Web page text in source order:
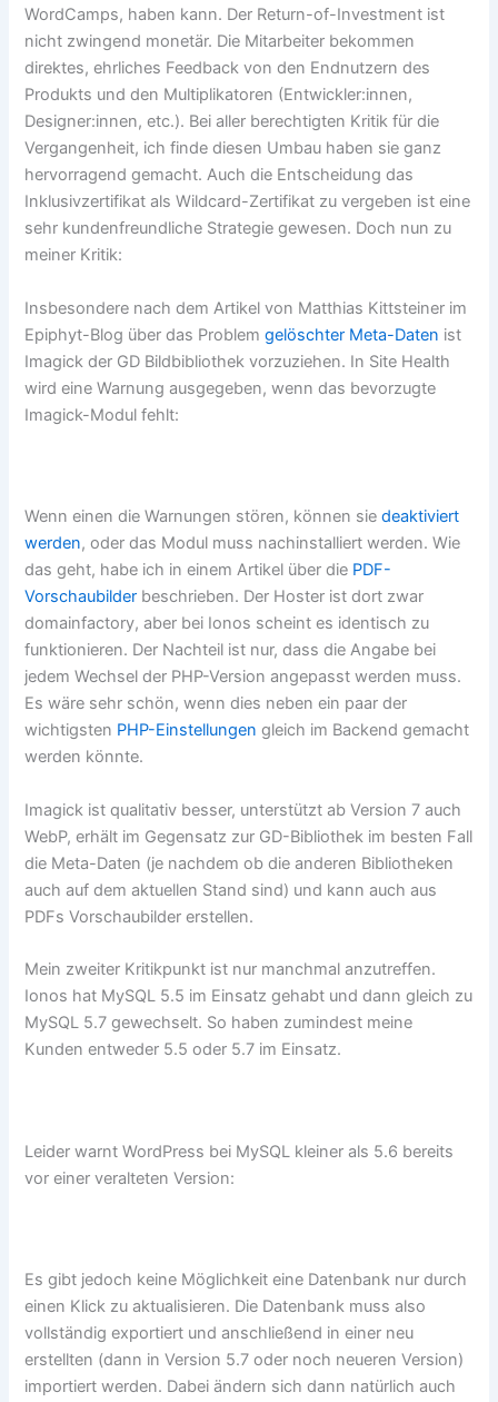
WordCamps, haben kann. Der Return-of-Investment ist
nicht zwingend monetär. Die Mitarbeiter bekommen
direktes, ehrliches Feedback von den Endnutzern des
Produkts und den Multiplikatoren (Entwickler:innen,
Designer:innen, etc.). Bei aller berechtigten Kritik für die
Vergangenheit, ich finde diesen Umbau haben sie ganz
hervorragend gemacht. Auch die Entscheidung das
Inklusivzertifikat als Wildcard-Zertifikat zu vergeben ist eine
sehr kundenfreundliche Strategie gewesen. Doch nun zu
meiner Kritik:
Insbesondere nach dem Artikel von Matthias Kittsteiner im
Epiphyt-Blog über das Problemgelöschter Meta-Daten ist
Imagick der GD Bildbibliothek vorzuziehen. In Site Health
wird eine Warnung ausgegeben, wenn das bevorzugte
Imagick-Modul fehlt:
Wenn einen die Warnungen stören, können siedeaktiviert
werden, oder das Modul muss nachinstalliert werden. Wie
das geht, habe ich in einem Artikel über die PDF-
Vorschaubilder beschrieben. Der Hoster ist dort zwar
domainfactory, aber bei Ionos scheint es identisch zu
funktionieren. Der Nachteil ist nur, dass die Angabe bei
jedem Wechsel der PHP-Version angepasst werden muss.
Es wäre sehr schön, wenn dies neben ein paar der
wichtigsten PHP-Einstellungen gleich im Backend gemacht
werden könnte.
Imagick ist qualitativ besser, unterstützt ab Version 7 auch
WebP, erhält im Gegensatz zur GD-Bibliothek im besten Fall
die Meta-Daten (je nachdem ob die anderen Bibliotheken
auch auf dem aktuellen Stand sind) und kann auch aus
PDFs Vorschaubilder erstellen.
Mein zweiter Kritikpunkt ist nur manchmal anzutreffen.
Ionos hat MySQL 5.5 im Einsatz gehabt und dann gleich zu
MySQL 5.7 gewechselt. So haben zumindest meine
Kunden entweder 5.5 oder 5.7 im Einsatz.
Leider warnt WordPress bei MySQL kleiner als 5.6 bereits
vor einer veralteten Version:
Es gibt jedoch keine Möglichkeit eine Datenbank nur durch
einen Klick zu aktualisieren. Die Datenbank muss also
vollständig exportiert und anschließend in einer neu
erstellten (dann in Version 5.7 oder noch neueren Version)
importiert werden. Dabei ändern sich dann natürlich auch